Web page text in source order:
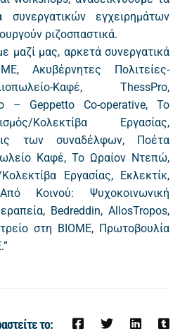
συνεργατικών εγχειρημάτων
ριζοσπαστικά.
μαζί μας, αρκετά συνεργατικά
Ακυβέρνητες Πολιτείες-
Καφέ, ThessPro,
– Geppetto Co-operative, Το
Κολεκτίβα Εργασίας,
των συναδέλφων, Ποέτα
Καφέ, Το Ωραίον Ντεπώ,
Εργασίας, Εκλεκτίκ,
Κοινού: Ψυχοκοινωνική
Bedreddin, AllosTropos,
στη ΒΙΟΜΕ, Πρωτοβουλία
το: